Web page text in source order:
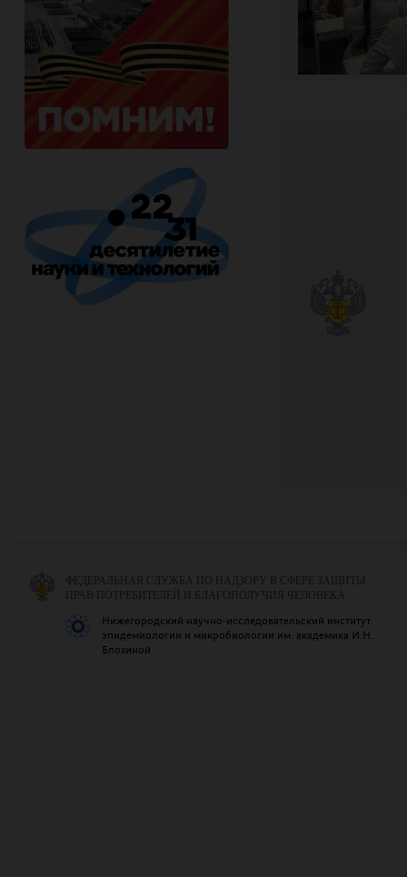
ФЕДЕРАЛЬНАЯ СЛУЖБА ПО НАДЗОРУ В СФЕРЕ ЗАЩИТЫ
ПРАВ ПОТРЕБИТЕЛЕЙ И БЛАГОПОЛУЧИЯ ЧЕЛОВЕКА
Нижегородский научно-исследовательский институт
эпидемиологии и микробиологии им. академика И.Н.
Блохиной